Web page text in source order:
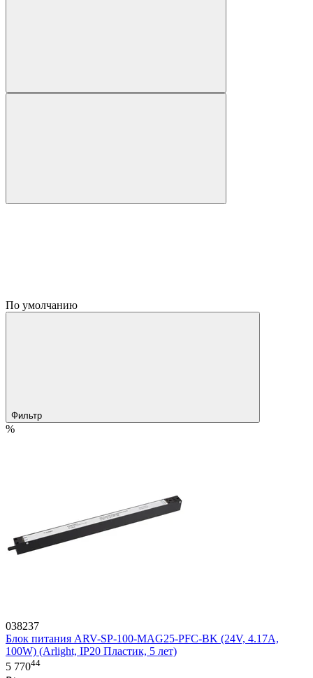
По умолчанию
Фильтр
%
038237
Блок питания ARV-SP-100-MAG25-PFC-BK (24V, 4.17A,
100W) (Arlight, IP20 Пластик, 5 лет)
5 77044